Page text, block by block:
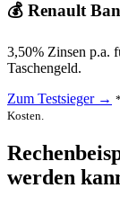
💰 Renault
3,50% Zinsen p.a.
Taschengeld.
Zum Testsieger →
Kosten.
werden